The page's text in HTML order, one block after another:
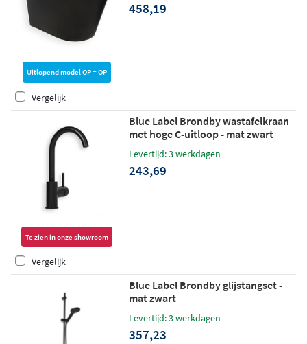
Uitlopend model OP = OP
458,19
Vergelijk
Te zien in onze showroom
Blue Label Brondby wastafelkraan
met hoge C-uitloop - mat zwart
Levertijd: 3 werkdagen
243,69
Vergelijk
Blue Label Brondby glijstangset -
mat zwart
Levertijd: 3 werkdagen
357,23